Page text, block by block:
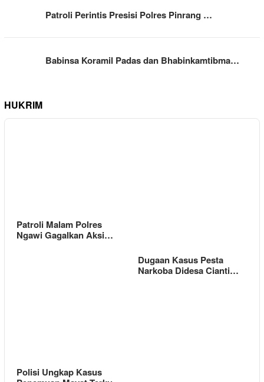
Patroli Perintis Presisi Polres Pinrang …
Babinsa Koramil Padas dan Bhabinkamtibma…
HUKRIM
Patroli Malam Polres
Ngawi Gagalkan Aksi…
Dugaan Kasus Pesta
Narkoba Didesa Cianti…
Polisi Ungkap Kasus